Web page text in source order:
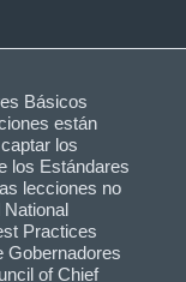
Básicos
están
los
los Estándares
lecciones no
Practices
Gobernadores
of Chief